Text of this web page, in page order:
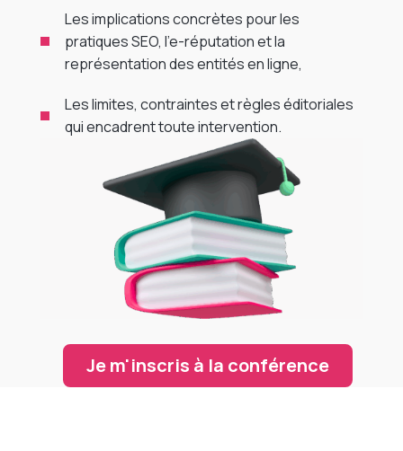
Les implications concrètes pour les
pratiques SEO, l’e-réputation et la
représentation des entités en ligne,
Les limites, contraintes et règles éditoriales
qui encadrent toute intervention.
Je m'inscris à la conférence